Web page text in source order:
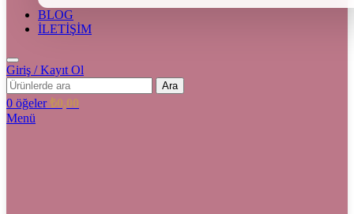
BLOG
İLETİŞİM
Giriş / Kayıt Ol
Ara
0 öğeler ₺0,00
Menü